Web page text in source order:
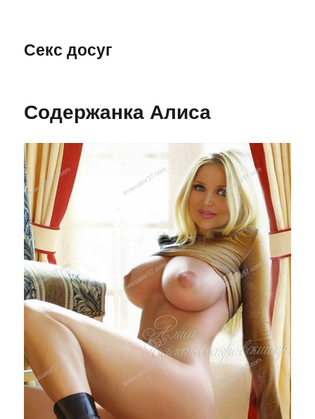
Секс досуг
Содержанка Алиса